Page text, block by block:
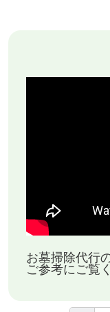
させてお掃除い
作業例：お墓1
3月・6月・8月・
※お参りが集中
しております。
お墓掃除代行
ご参考にご覧